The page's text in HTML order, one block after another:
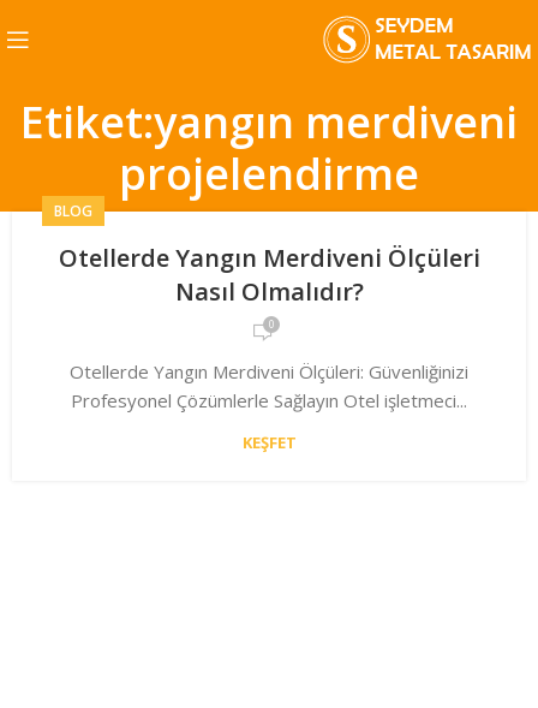
Etiket:yangın merdiveni
projelendirme
BLOG
Otellerde Yangın Merdiveni Ölçüleri
Nasıl Olmalıdır?
0
Otellerde Yangın Merdiveni Ölçüleri: Güvenliğinizi
Profesyonel Çözümlerle Sağlayın Otel işletmeci...
KEŞFET